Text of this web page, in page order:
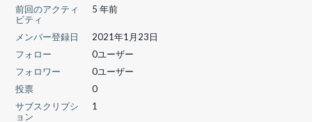
前回のアクティ
ビティ
5 年前
メンバー登録日
2021年1月23日
フォロー
0ユーザー
フォロワー
0ユーザー
投票
0
サブスクリプシ
ョン
1